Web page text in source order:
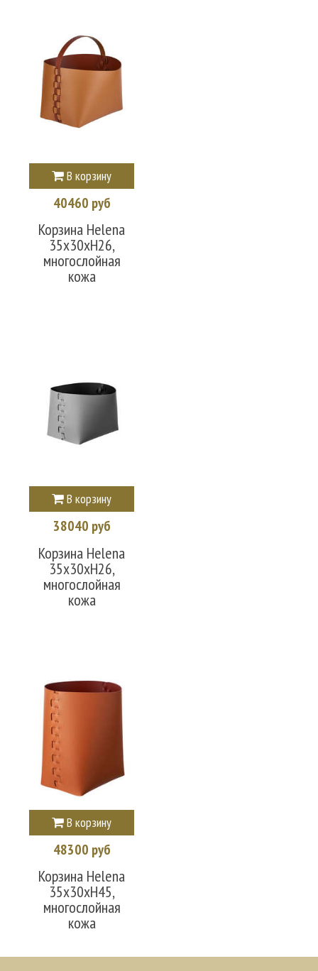
В корзину
40460 руб
Корзина Helena
35х30хН26,
многослойная
кожа
В корзину
38040 руб
Корзина Helena
35х30хН26,
многослойная
кожа
В корзину
48300 руб
Корзина Helena
35х30хН45,
многослойная
кожа